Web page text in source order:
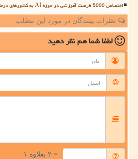
اختصاص 5000 فرصت آموزشی در حوزه AI به کشورهای درحال توسعه
نظرات بینندگان در مورد این مطلب
لطفا شما همنظر دهید
= ۲ بعلاوه ۱